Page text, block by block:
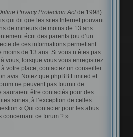
Privacy Protection Actde 1998)
qui dit que les sites Internet pouvant
de mineurs de moins de 13 ans
écrit des parents (ou d’un
de ces informations permettant
moins de 13 ans. Si vous n’êtes pas
vous, lorsque vous vous enregistrez
votre place, contactez un conseiller
avis. Notez que phpBB Limited et
ne peuvent pas fournir de
sauraient être contactés pour des
sortes, à l’exception de celles
« Qui contacter pour les abus
concernant ce forum ? ».